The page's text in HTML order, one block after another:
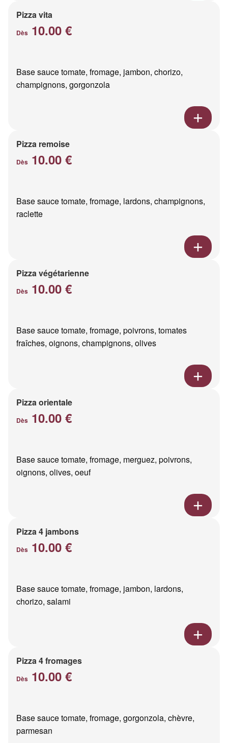
Pizza vita
Dès 10.00 €
Base sauce tomate, fromage, jambon, chorizo,
champignons, gorgonzola
Pizza remoise
Dès 10.00 €
Base sauce tomate, fromage, lardons, champignons,
raclette
Pizza végétarienne
Dès 10.00 €
Base sauce tomate, fromage, poivrons, tomates
fraîches, oignons, champignons, olives
Pizza orientale
Dès 10.00 €
Base sauce tomate, fromage, merguez, poivrons,
oignons, olives, oeuf
Pizza 4 jambons
Dès 10.00 €
Base sauce tomate, fromage, jambon, lardons,
chorizo, salami
Pizza 4 fromages
Dès 10.00 €
Base sauce tomate, fromage, gorgonzola, chèvre,
parmesan